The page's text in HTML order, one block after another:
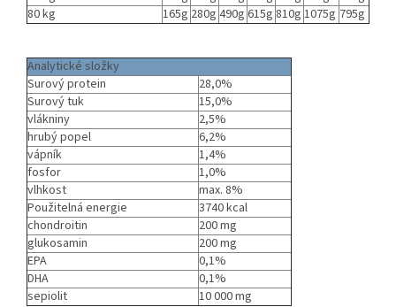
80 kg
165g 280g 490g 615g 810g 1075g 795g
Analytické složky
Surový protein
28,0%
Surový tuk
15,0%
vlákniny
2,5%
hrubý popel
6,2%
vápník
1,4%
fosfor
1,0%
vlhkost
max. 8%
Použitelná energie
3740 kcal
chondroitin
200 mg
glukosamin
200 mg
EPA
0,1%
DHA
0,1%
sepiolit
10 000 mg